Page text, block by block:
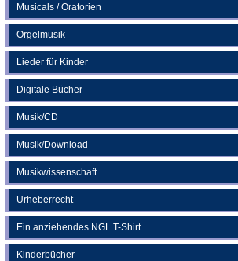
Musicals / Oratorien
Orgelmusik
Lieder für Kinder
Digitale Bücher
Musik/CD
Musik/Download
Musikwissenschaft
Urheberrecht
Ein anziehendes NGL T-Shirt
Kinderbücher